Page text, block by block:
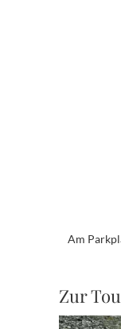
Am
Zur